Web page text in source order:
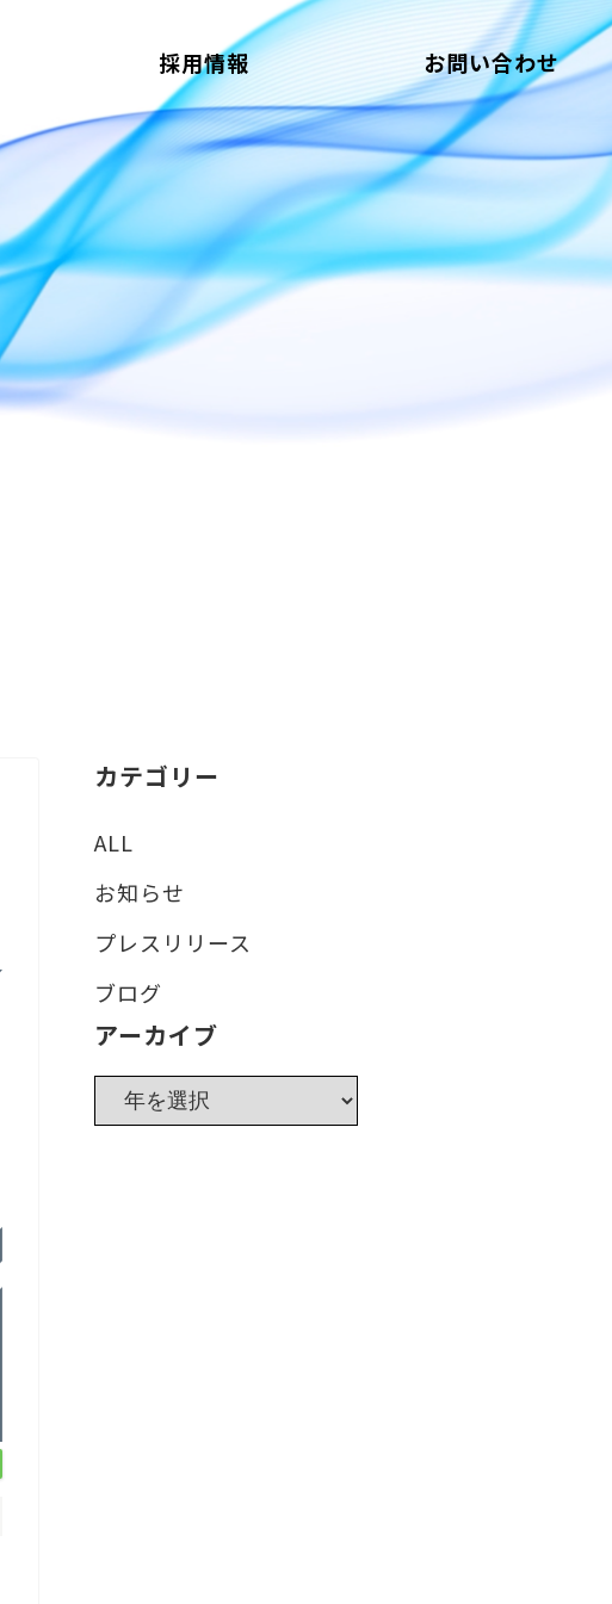
採用情報 お問い合わせ
カテゴリー
ALL
お知らせ
プレスリリース
ブログ
アーカイブ